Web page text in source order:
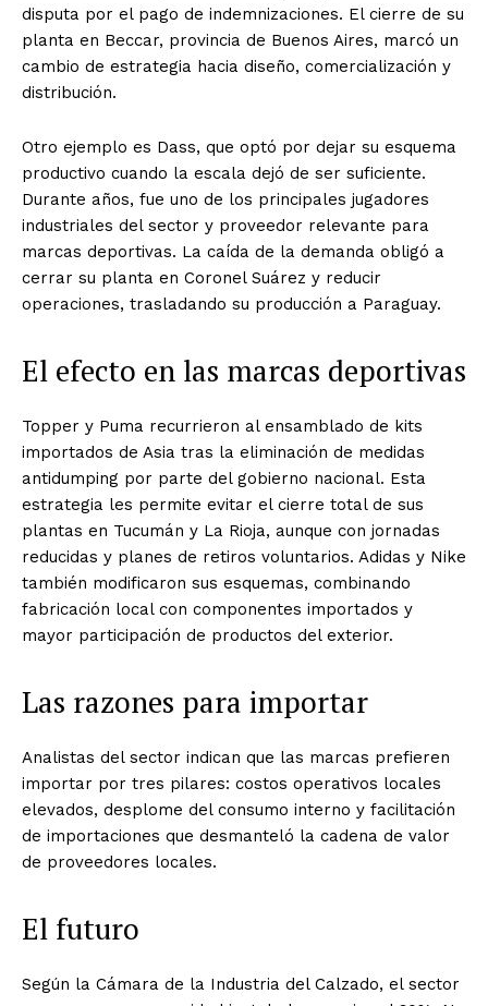
disputa por el pago de indemnizaciones. El cierre de su
planta en Beccar, provincia de Buenos Aires, marcó un
cambio de estrategia hacia diseño, comercialización y
distribución.
Otro ejemplo es Dass, que optó por dejar su esquema
productivo cuando la escala dejó de ser suficiente.
Durante años, fue uno de los principales jugadores
industriales del sector y proveedor relevante para
marcas deportivas. La caída de la demanda obligó a
cerrar su planta en Coronel Suárez y reducir
operaciones, trasladando su producción a Paraguay.
El efecto en las marcas deportivas
Topper y Puma recurrieron al ensamblado de kits
importados de Asia tras la eliminación de medidas
antidumping por parte del gobierno nacional. Esta
estrategia les permite evitar el cierre total de sus
plantas en Tucumán y La Rioja, aunque con jornadas
reducidas y planes de retiros voluntarios. Adidas y Nike
también modificaron sus esquemas, combinando
fabricación local con componentes importados y
mayor participación de productos del exterior.
Las razones para importar
Analistas del sector indican que las marcas prefieren
importar por tres pilares: costos operativos locales
elevados, desplome del consumo interno y facilitación
de importaciones que desmanteló la cadena de valor
de proveedores locales.
El futuro
Según la Cámara de la Industria del Calzado, el sector